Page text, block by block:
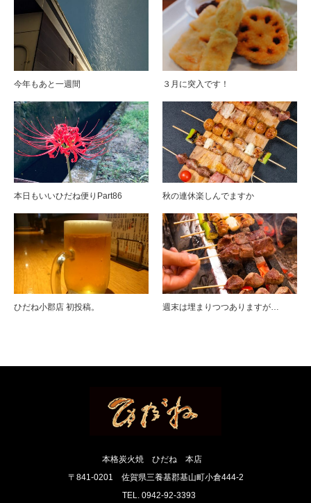
今年もあと一週間 ３月に突入です！
本日もいいひだね便りPart86 秋の連休楽しんでますか
ひだね小郡店 初投稿。 週末は埋まりつつありますが…
本格炭火焼 ひだね 本店
〒841-0201 佐賀県三養基郡基山町小倉444-2
TEL. 0942-92-3393